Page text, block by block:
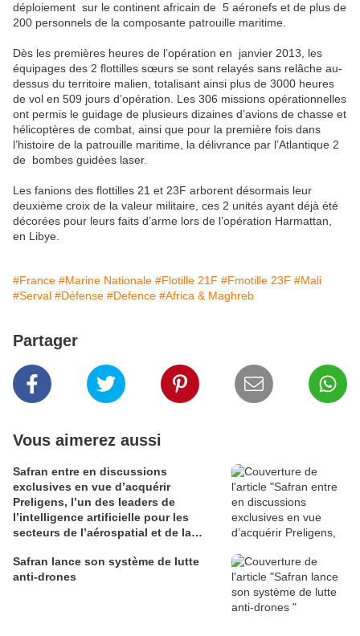
déploiement sur le continent africain de 5 aéronefs et de plus de
200 personnels de la composante patrouille maritime.
Dès les premières heures de l’opération en janvier 2013, les
équipages des 2 flottilles sœurs se sont relayés sans relâche au-
dessus du territoire malien, totalisant ainsi plus de 3000 heures
de vol en 509 jours d’opération. Les 306 missions opérationnelles
ont permis le guidage de plusieurs dizaines d’avions de chasse et
hélicoptères de combat, ainsi que pour la première fois dans
l’histoire de la patrouille maritime, la délivrance par l’Atlantique 2
de bombes guidées laser.
Les fanions des flottilles 21 et 23F arborent désormais leur
deuxième croix de la valeur militaire, ces 2 unités ayant déjà été
décorées pour leurs faits d’arme lors de l’opération Harmattan,
en Libye.
#France #Marine Nationale #Flotille 21F #Fmotille 23F #Mali
#Serval #Défense #Defence #Africa & Maghreb
Partager
Vous aimerez aussi
Safran entre en discussions
exclusives en vue d’acquérir
Preligens, l’un des leaders de
l’intelligence artificielle pour les
secteurs de l’aérospatial et de la
Safran lance son système de lutte
anti-drones